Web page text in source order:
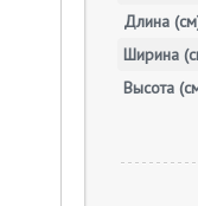
Длина
Ширина
Высота